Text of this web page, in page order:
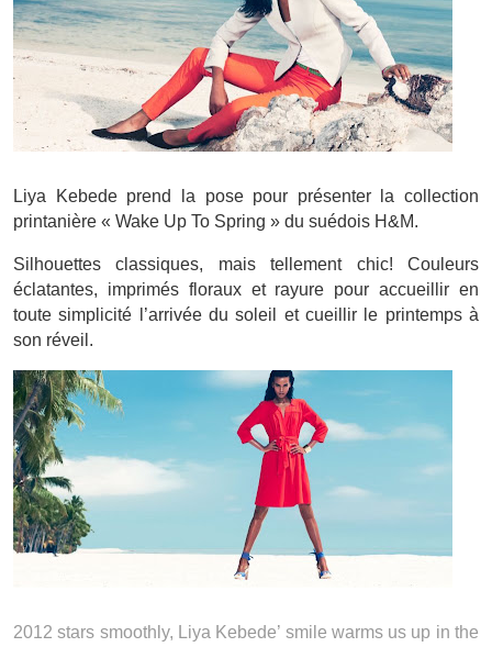
Liya Kebede prend la pose pour présenter la collection
printanière « Wake Up To Spring » du suédois H&M.
Silhouettes classiques, mais tellement chic! Couleurs
éclatantes, imprimés floraux et rayure pour accueillir en
toute simplicité l’arrivée du soleil et cueillir le printemps à
son réveil.
2012 stars smoothly, Liya Kebede’ smile warms us up in the